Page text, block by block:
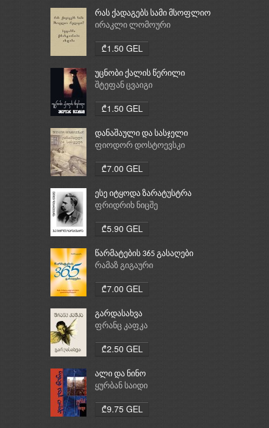
რას ქადაგებს სამი მსოფლიო
რელიგია: ბუდიზმი,
ირაკლი ლომოური
₾1.50 GEL
უცნობი ქალის წერილი
შტეფან ცვაიგი
₾1.50 GEL
დანაშაული და სასჯელი
ფიოდორ დოსტოევსკი
₾7.00 GEL
ესე იტყოდა ზარატუსტრა
ფრიდრიხ ნიცშე
₾5.90 GEL
წარმატების 365 გასაღები
რამაზ გიგაური
₾7.00 GEL
გარდასახვა
ფრანც კაფკა
₾2.50 GEL
ალი და ნინო
ყურბან საიდი
₾9.75 GEL